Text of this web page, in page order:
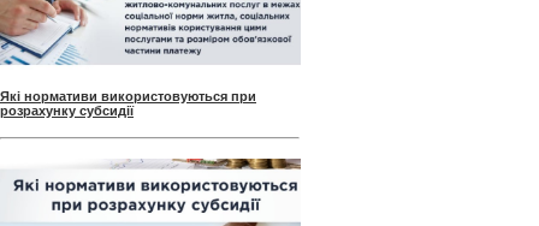
Які нормативи використовуються при
розрахунку субсидії